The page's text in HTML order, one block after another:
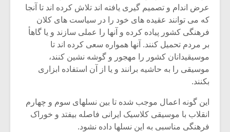
عرض اندام و تصمیم گیری یافته اند تلاش کرده اند تا آنجا
که می توانند عقیده های خود را در سیاست های کلان
فرهنگی کشور پیاده کرده و آنها را عملی سازند و یا گاهأ
بر مردم تحمیل کنند. آنها همواره سعی کرده اند تا
موسیقیدانان کشور را مهجور و گوشه نشین کنند،
موسیقی را به حاشیه برانند و یا از آن استفاده ابزاری
بکنند.
این گونه اعمال موجب شده تا بین نسلهای سوم و چهارم
انقلاب با موسیقی کلاسیک ایرانی فاصله بیفتد و خوراک
فرهنگی مناسبی به این نسلها داده نشود.
میکلوش روژا
متن فیلم «متری
شیش و نیم»
موسیقی